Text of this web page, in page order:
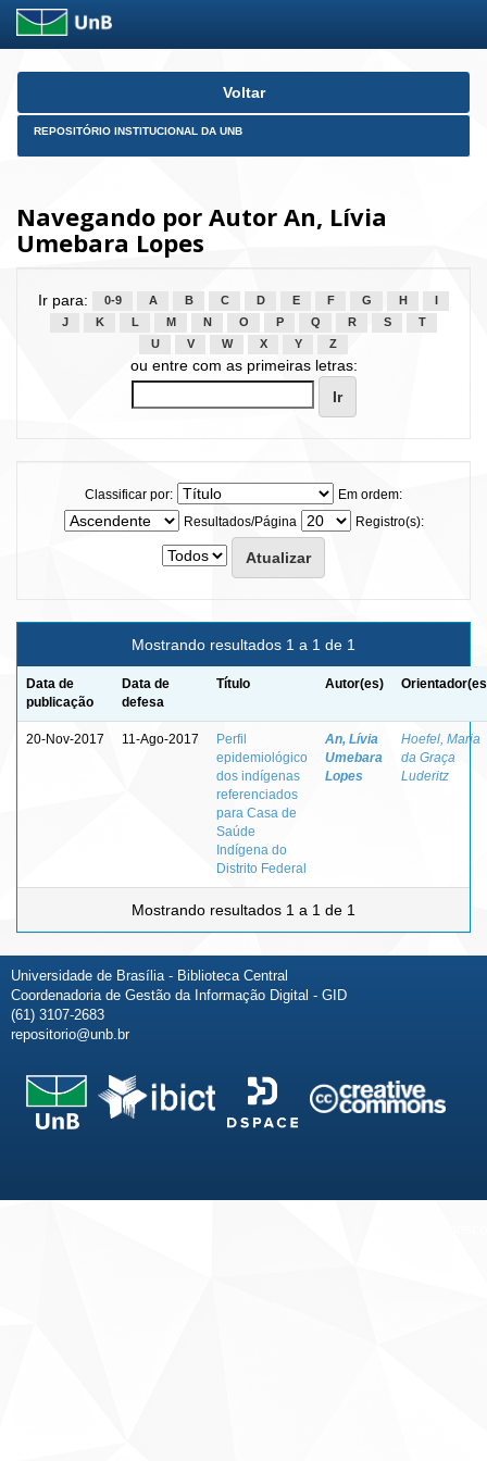
Skip
Voltar
REPOSITÓRIO INSTITUCIONAL DA UNB
Navegando por Autor An, Lívia
Umebara Lopes
Ir para: 0-9 A B C D E F G H
J
K L M N O P Q R S
T
U
V W X Y Z
ou entre com as primeiras letras:
Classificar por:
Em ordem:
Resultados/Página
Registro(s):
Mostrando resultados 1 a 1 de 1
Data de
publicação
Data de
defesa
Título Autor(es)
20-Nov-2017 11-Ago-2017
Perfil
epidemiológico
dos indígenas
referenciados
para Casa de
Saúde
Indígena do
Distrito Federal
An, Lívia
Umebara
Lopes
Hoefel, Maria
da Graça
Luderitz
Mostrando resultados 1 a 1 de 1
Universidade de Brasília - Biblioteca Central
Coordenadoria de Gestão da Informação Digital - GID
(61) 3107-2683
repositorio@unb.br